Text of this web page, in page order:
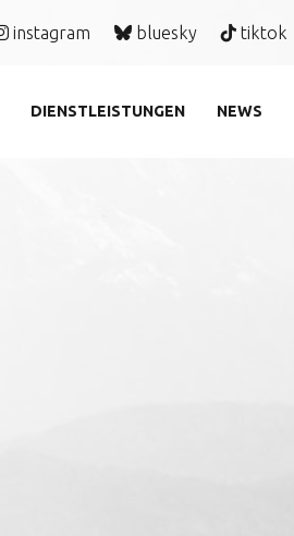
instagram bluesky tiktok
DIENSTLEISTUNGEN NEWS